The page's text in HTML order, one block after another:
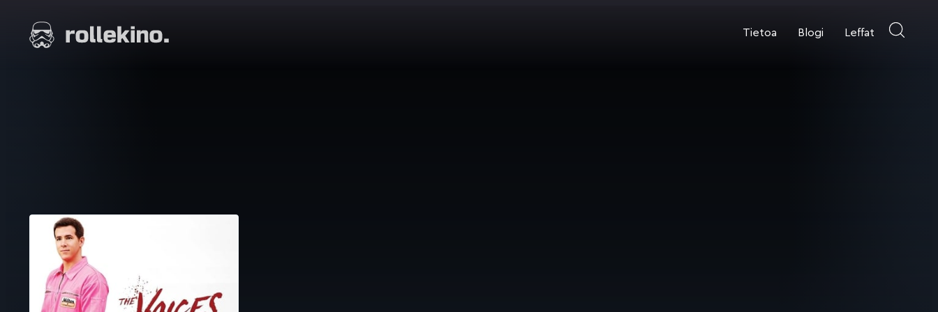
suoraan
sisältöön
Elokuvat ja elokuva-arviot | Rollekino.fi
Tietoa Blogi Leffat